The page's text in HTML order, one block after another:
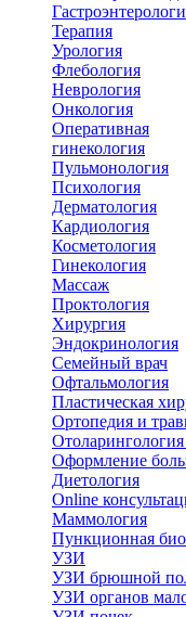
Терапия
Урология
Флебология
Неврология
Онкология
Оперативная
гинекология
Пульмонология
Психология
Дерматология
Кардиология
Косметология
Гинекология
Массаж
Проктология
Хирургия
Эндокринология
Семейный врач
Офтальмология
Пластическая
Ортопедия и
Оформление
Диетология
Online
Маммология
Пункционная
УЗИ
УЗИ брюшной
УЗИ органов